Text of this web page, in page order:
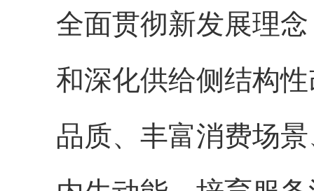
全面贯彻新发展理
和深化供给侧结构
品质、丰富消费场